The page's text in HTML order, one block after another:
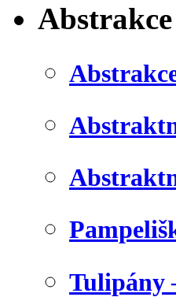
Abstrakce
Tulipány